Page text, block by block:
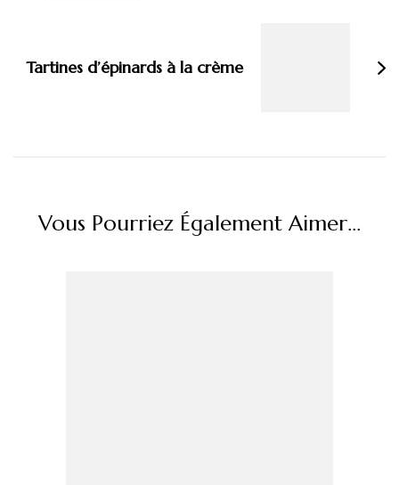
Tartines d’épinards à la crème
Vous Pourriez Également Aimer...